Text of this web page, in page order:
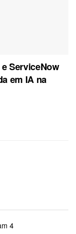
ServiceNow
em IA na
4